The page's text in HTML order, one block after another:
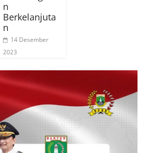
n
Berkelanjuta
n
14 Desember
2023